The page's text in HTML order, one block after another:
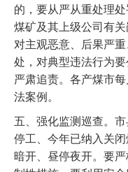
的，要从严从重处理
煤矿及其上级公司有
对主观恶意、后果严
处，对典型违法行为要
严肃追责。各产煤市
法案例。
五、强化监测巡查。
停工、今年已纳入关
暗开、昼停夜开。要